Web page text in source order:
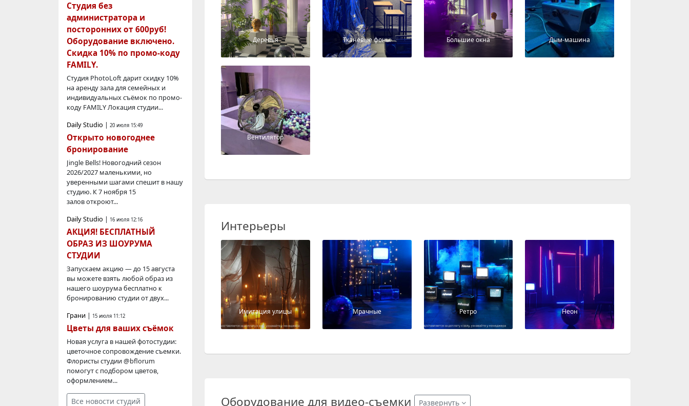
Деревья Тканевые фоны Большие окна Дым-машина
Вентилятор
Интерьеры
Имитация улицы Мрачные Ретро Неон
Оборудование для видео-съемки Развернуть
Студия без
администратора и
посторонних от 600руб!
Оборудование включено.
Скидка 10% по промо-коду
FAMILY.
Студия PhotoLoft дарит скидку 10%
на аренду зала для семейных и
индивидуальных съёмок по промо-
коду FAMILY Локация студии...
Daily Studio | 20 июля 15:49
Открыто новогоднее
бронирование
Jingle Bells! Новогодний сезон
2026/2027 маленькими, но
уверенными шагами спешит в нашу
студию. К 7 ноября 15
залов откроют...
Daily Studio | 16 июля 12:16
АКЦИЯ! БЕСПЛАТНЫЙ
ОБРАЗ ИЗ ШОУРУМА
СТУДИИ
Запускаем акцию — до 15 августа
вы можете взять любой образ из
нашего шоурума бесплатно к
бронированию студии от двух...
Грани | 15 июля 11:12
Цветы для ваших съёмок
Новая услуга в нашей фотостудии:
цветочное сопровождение съемки.
Флористы студии @bflorum
помогут с подбором цветов,
оформлением...
Все новости студий